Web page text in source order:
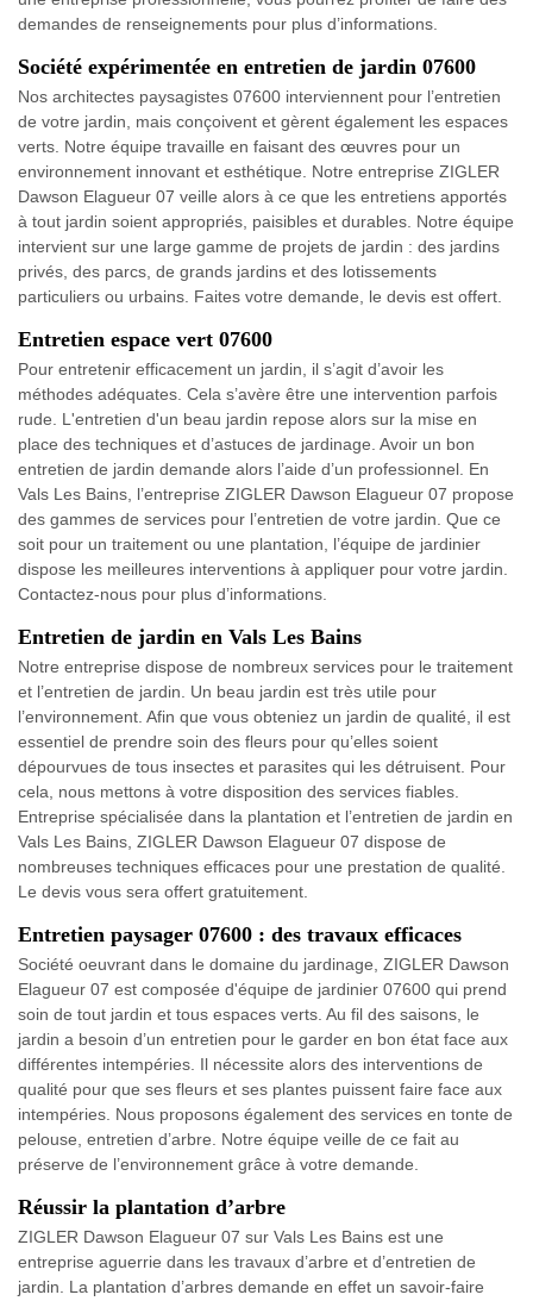
demandes de renseignements pour plus d’informations.
Société expérimentée en entretien de jardin 07600
Nos architectes paysagistes 07600 interviennent pour l’entretien
de votre jardin, mais conçoivent et gèrent également les espaces
verts. Notre équipe travaille en faisant des œuvres pour un
environnement innovant et esthétique. Notre entreprise ZIGLER
Dawson Elagueur 07 veille alors à ce que les entretiens apportés
à tout jardin soient appropriés, paisibles et durables. Notre équipe
intervient sur une large gamme de projets de jardin : des jardins
privés, des parcs, de grands jardins et des lotissements
particuliers ou urbains. Faites votre demande, le devis est offert.
Entretien espace vert 07600
Pour entretenir efficacement un jardin, il s’agit d’avoir les
méthodes adéquates. Cela s’avère être une intervention parfois
rude. L'entretien d'un beau jardin repose alors sur la mise en
place des techniques et d’astuces de jardinage. Avoir un bon
entretien de jardin demande alors l’aide d’un professionnel. En
Vals Les Bains, l’entreprise ZIGLER Dawson Elagueur 07 propose
des gammes de services pour l’entretien de votre jardin. Que ce
soit pour un traitement ou une plantation, l’équipe de jardinier
dispose les meilleures interventions à appliquer pour votre jardin.
Contactez-nous pour plus d’informations.
Entretien de jardin en Vals Les Bains
Notre entreprise dispose de nombreux services pour le traitement
et l’entretien de jardin. Un beau jardin est très utile pour
l’environnement. Afin que vous obteniez un jardin de qualité, il est
essentiel de prendre soin des fleurs pour qu’elles soient
dépourvues de tous insectes et parasites qui les détruisent. Pour
cela, nous mettons à votre disposition des services fiables.
Entreprise spécialisée dans la plantation et l’entretien de jardin en
Vals Les Bains, ZIGLER Dawson Elagueur 07 dispose de
nombreuses techniques efficaces pour une prestation de qualité.
Le devis vous sera offert gratuitement.
Entretien paysager 07600 : des travaux efficaces
Société oeuvrant dans le domaine du jardinage, ZIGLER Dawson
Elagueur 07 est composée d'équipe de jardinier 07600 qui prend
soin de tout jardin et tous espaces verts. Au fil des saisons, le
jardin a besoin d’un entretien pour le garder en bon état face aux
différentes intempéries. Il nécessite alors des interventions de
qualité pour que ses fleurs et ses plantes puissent faire face aux
intempéries. Nous proposons également des services en tonte de
pelouse, entretien d’arbre. Notre équipe veille de ce fait au
préserve de l’environnement grâce à votre demande.
Réussir la plantation d’arbre
ZIGLER Dawson Elagueur 07 sur Vals Les Bains est une
entreprise aguerrie dans les travaux d’arbre et d’entretien de
jardin. La plantation d’arbres demande en effet un savoir-faire